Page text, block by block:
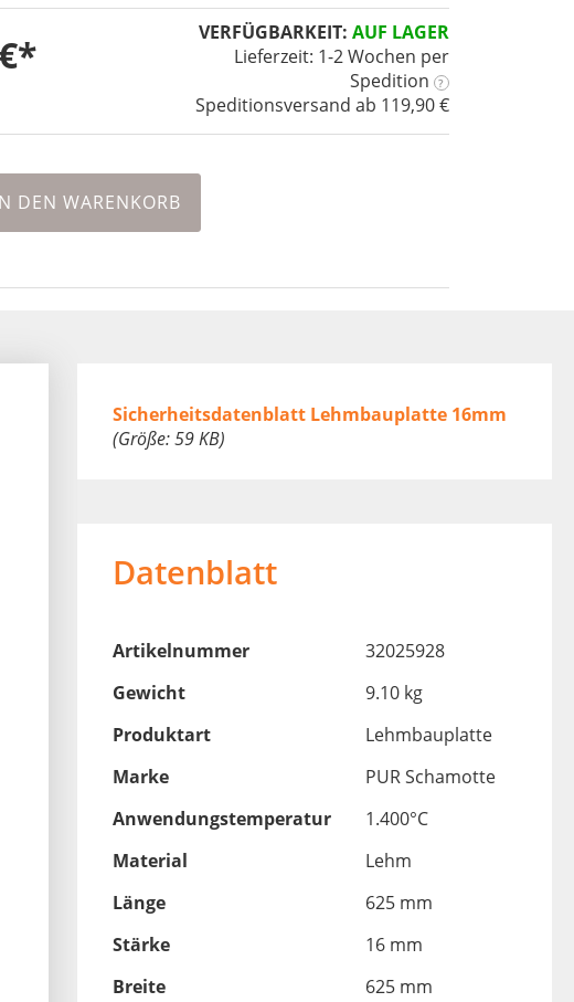
VERFÜGBARKEIT: AUF LAGER
Lieferzeit: 1-2 Wochen per
Spedition
?
Speditionsversand ab 119,90 €
DEN WARENKORB
Sicherheitsdatenblatt Lehmbauplatte 16mm
(Größe: 59 KB)
Datenblatt
Artikelnummer
32025928
Gewicht
9.10 kg
Produktart
Lehmbauplatte
Marke
PUR Schamotte
Anwendungstemperatur
1.400°C
Material
Lehm
Länge
625 mm
Stärke
16 mm
Breite
625 mm